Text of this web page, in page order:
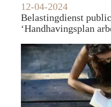
12-04-2024
Belastingdienst
‘Handhavingsplan